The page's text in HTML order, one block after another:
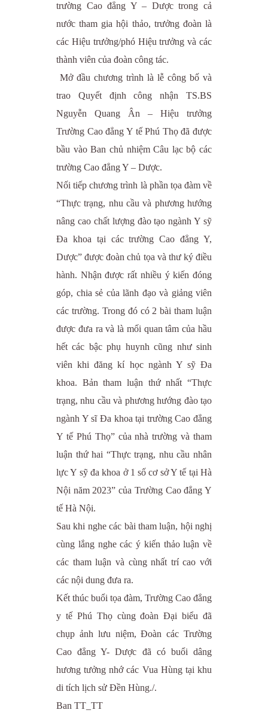
trường Cao đẳng Y – Dược trong cả
nước tham gia hội thảo, trưởng đoàn là
các Hiệu trưởng/phó Hiệu trưởng và các
thành viên của đoàn công tác.
Mở đầu chương trình là lễ công bố và
trao Quyết định công nhận TS.BS
Nguyễn Quang Ân – Hiệu trưởng
Trường Cao đẳng Y tế Phú Thọ đã được
bầu vào Ban chủ nhiệm Câu lạc bộ các
trường Cao đẳng Y – Dược.
Nối tiếp chương trình là phần tọa đàm về
“Thực trạng, nhu cầu và phương hướng
nâng cao chất lượng đào tạo ngành Y sỹ
Đa khoa tại các trường Cao đẳng Y,
Dược” được đoàn chủ tọa và thư ký điều
hành. Nhận được rất nhiều ý kiến đóng
góp, chia sẻ của lãnh đạo và giảng viên
các trường. Trong đó có 2 bài tham luận
được đưa ra và là mối quan tâm của hầu
hết các bậc phụ huynh cũng như sinh
viên khi đăng kí học ngành Y sỹ Đa
khoa. Bản tham luận thứ nhất “Thực
trạng, nhu cầu và phương hướng đào tạo
ngành Y sĩ Đa khoa tại trường Cao đẳng
Y tế Phú Thọ” của nhà trường và tham
luận thứ hai “Thực trạng, nhu cầu nhân
lực Y sỹ đa khoa ở 1 số cơ sở Y tế tại Hà
Nội năm 2023” của Trường Cao đẳng Y
tế Hà Nội.
Sau khi nghe các bài tham luận, hội nghị
cùng lắng nghe các ý kiến thảo luận về
các tham luận và cùng nhất trí cao với
các nội dung đưa ra.
Kết thúc buổi tọa đàm, Trường Cao đẳng
y tế Phú Thọ cùng đoàn Đại biểu đã
chụp ảnh lưu niệm, Đoàn các Trường
Cao đẳng Y- Dược đã có buổi dâng
hương tưởng nhớ các Vua Hùng tại khu
di tích lịch sử Đền Hùng./.
Ban TT_TT